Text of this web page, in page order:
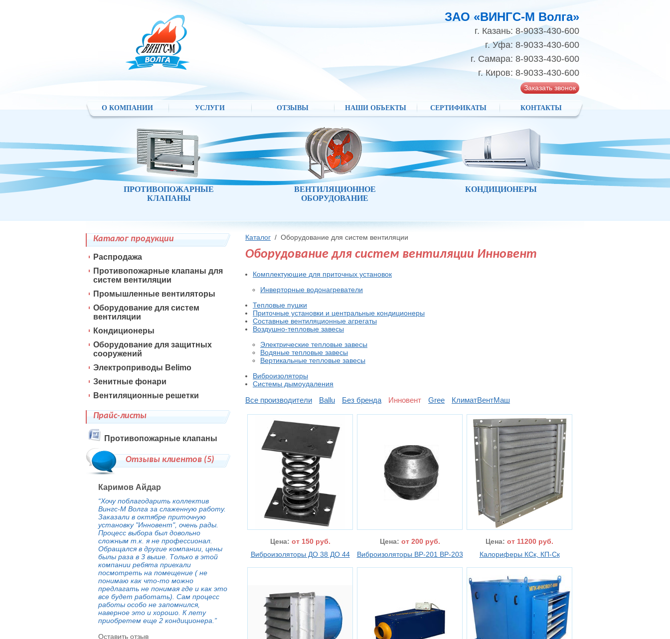
ЗАО «ВИНГС-М Волга»
г. Казань: 8-9033-430-600
г. Уфа: 8-9033-430-600
г. Самара: 8-9033-430-600
г. Киров: 8-9033-430-600
Заказать звонок
О КОМПАНИИ УСЛУГИ ОТЗЫВЫ НАШИ ОБЪЕКТЫ СЕРТИФИКАТЫ КОНТАКТЫ
ПРОТИВОПОЖАРНЫЕ
КЛАПАНЫ
ВЕНТИЛЯЦИОННОЕ
ОБОРУДОВАНИЕ
КОНДИЦИОНЕРЫ
Каталог / Оборудование для систем вентиляции
Оборудование для систем вентиляции Инновент
Комплектующие для приточных установок
Инверторные водонагреватели
Тепловые пушки
Приточные установки и центральные кондиционеры
Составные вентиляционные агрегаты
Воздушно-тепловые завесы
Электрические тепловые завесы
Водяные тепловые завесы
Вертикальные тепловые завесы
Виброизоляторы
Системы дымоудаления
Все производители Ballu Без бренда Инновент Gree КлиматВентМаш
Цена: от 150 руб.
Виброизоляторы ДО 38 ДО 44
Цена: от 200 руб.
Виброизоляторы ВР-201 ВР-203
Цена: от 11200 руб.
Калориферы КСк, КП-Ск
Каталог продукции
Распродажа
Противопожарные клапаны для
систем вентиляции
Промышленные вентиляторы
Оборудование для систем
вентиляции
Кондиционеры
Оборудование для защитных
сооружений
Электроприводы Belimo
Зенитные фонари
Вентиляционные решетки
Прайс-листы
Противопожарные клапаны
Отзывы клиентов (5)
Каримов Айдар
“Хочу поблагодарить коллектив
Вингс-М Волга за слаженную работу.
Заказали в октябре приточную
установку "Инновент", очень рады.
Процесс выбора был довольно
сложным т.к. я не профессионал.
Обращался в другие компании, цены
былы раза в 3 выше. Только в этой
компании ребята приехали
посмотреть на помещение ( не
понимаю как что-то можно
предлагать не понимая где и как это
все будет работать). Сам процесс
работы особо не запомнился,
наверное это и хорошо. К лету
приобретем еще 2 кондиционера.”
Оставить отзыв